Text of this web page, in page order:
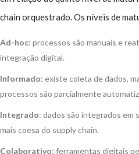
chain orquestrado. Os níveis de
Ad-hoc: processos são manuais e
integração digital.
Informado: existe coleta de dados,
processos são parcialmente
Integrado: dados são integrados em
mais coesa do supply chain.
Colaborativo: ferramentas digitais